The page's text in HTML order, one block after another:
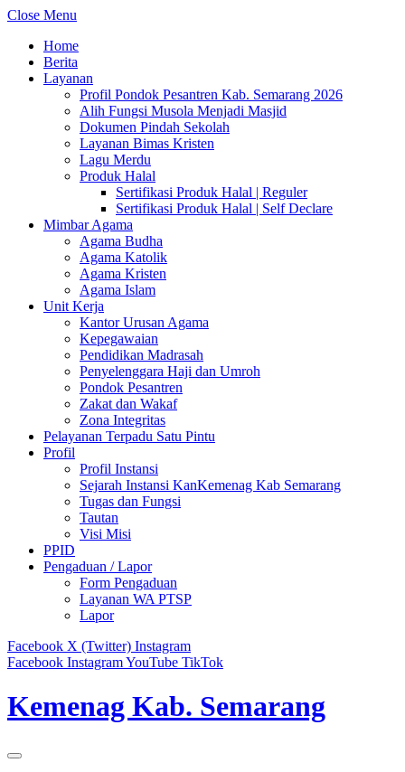
Close Menu
Home
Berita
Layanan
Profil Pondok Pesantren Kab. Semarang 2026
Alih Fungsi Musola Menjadi Masjid
Dokumen Pindah Sekolah
Layanan Bimas Kristen
Lagu Merdu
Produk Halal
Sertifikasi Produk Halal | Reguler
Sertifikasi Produk Halal | Self Declare
Mimbar Agama
Agama Budha
Agama Katolik
Agama Kristen
Agama Islam
Unit Kerja
Kantor Urusan Agama
Kepegawaian
Pendidikan Madrasah
Penyelenggara Haji dan Umroh
Pondok Pesantren
Zakat dan Wakaf
Zona Integritas
Pelayanan Terpadu Satu Pintu
Profil
Profil Instansi
Sejarah Instansi KanKemenag Kab Semarang
Tugas dan Fungsi
Tautan
Visi Misi
PPID
Pengaduan / Lapor
Form Pengaduan
Layanan WA PTSP
Lapor
Facebook X (Twitter) Instagram
Facebook InstagramYouTube TikTok
Kemenag Kab. Semarang